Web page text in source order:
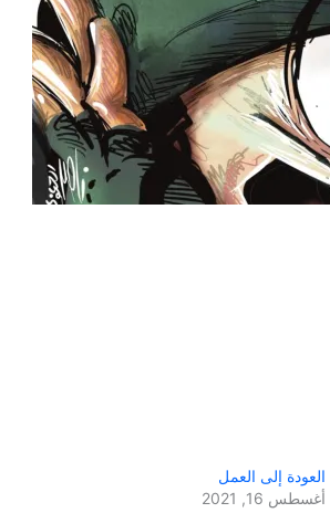
العودة إلى العمل
أغسطس 16, 2021